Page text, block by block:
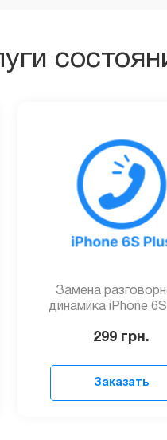
Замена
динамика iPhone
299 грн.
Заказать